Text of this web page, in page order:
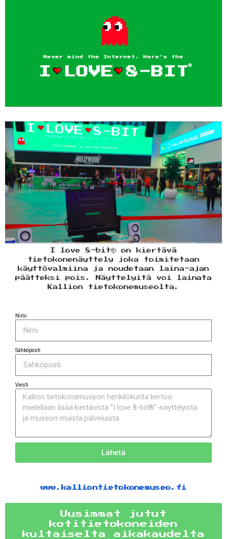
I love 8-bit® on kiertävä
tietokonenäyttely joka toimitetaan
käyttövalmiina ja noudetaan laina-ajan
päätteksi pois. Näyttelyitä voi lainata
Kallion tietokonemuseolta.
Nimi
Sähköposti
Viesti
Lähetä
www.kalliontietokonemuseo.fi
Uusimmat jutut
kotitietokoneiden
kultaiselta aikakaudelta